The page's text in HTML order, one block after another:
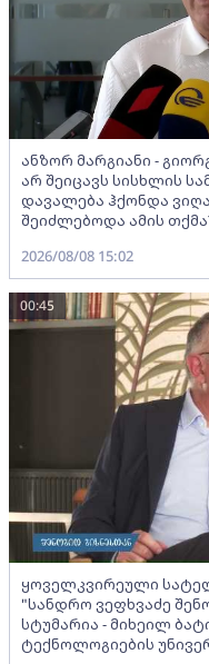
ანზორ მარგიანი -
არ შეიცავს სისხლის
დავალება ჰქონდა
შეიძლებოდა ამის
2026/08/08 15:02
ყოველკვირეული
"სანდრო ვეფხვაძე
სტუმარია - მიხეილ
ტექნოლოგიების
00:45